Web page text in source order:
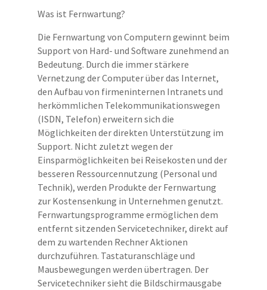
Was ist Fernwartung?
Die Fernwartung von Computern gewinnt beim
Support von Hard- und Software zunehmend an
Bedeutung. Durch die immer stärkere
Vernetzung der Computer über das Internet,
den Aufbau von firmeninternen Intranets und
herkömmlichen Telekommunikationswegen
(ISDN, Telefon) erweitern sich die
Möglichkeiten der direkten Unterstützung im
Support. Nicht zuletzt wegen der
Einsparmöglichkeiten bei Reisekosten und der
besseren Ressourcennutzung (Personal und
Technik), werden Produkte der Fernwartung
zur Kostensenkung in Unternehmen genutzt.
Fernwartungsprogramme ermöglichen dem
entfernt sitzenden Servicetechniker, direkt auf
dem zu wartenden Rechner Aktionen
durchzuführen. Tastaturanschläge und
Mausbewegungen werden übertragen. Der
Servicetechniker sieht die Bildschirmausgabe